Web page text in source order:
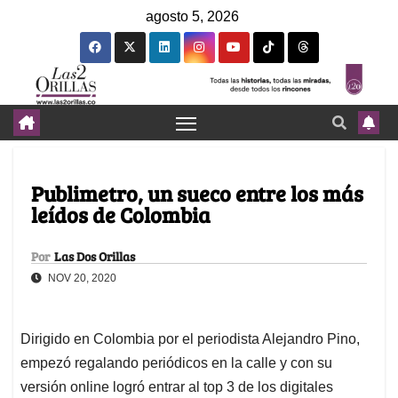
agosto 5, 2026
Publimetro, un sueco entre los más
leídos de Colombia
Por Las Dos Orillas
NOV 20, 2020
Dirigido en Colombia por el periodista Alejandro Pino,
empezó regalando periódicos en la calle y con su
versión online logró entrar al top 3 de los digitales